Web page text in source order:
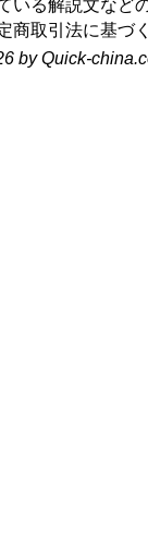
いる解説文など
商取引法に基づ
by Quick-